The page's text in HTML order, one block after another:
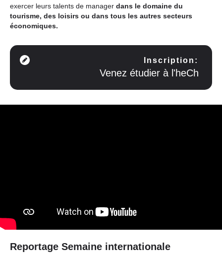
exercer leurs talents de manager dans le domaine du
tourisme, des loisirs ou dans tous les autres secteurs
économiques.
Inscription
Venez étudier à l'heCh
Reportage Semaine internationale